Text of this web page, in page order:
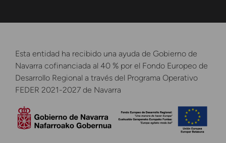
Esta entidad ha recibido una ayuda de Gobierno de
Navarra cofinanciada al 40 % por el Fondo Europeo de
Desarrollo Regional a través del Programa Operativo
FEDER 2021-2027 de Navarra